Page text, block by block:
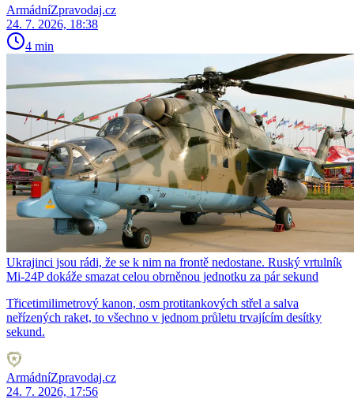
ArmádníZpravodaj.cz
24. 7. 2026, 18:38
4 min
Ukrajinci jsou rádi, že se k nim na frontě nedostane. Ruský vrtulník
Mi-24P dokáže smazat celou obrněnou jednotku za pár sekund
Třicetimilimetrový kanon, osm protitankových střel a salva
neřízených raket, to všechno v jednom průletu trvajícím desítky
sekund.
ArmádníZpravodaj.cz
24. 7. 2026, 17:56